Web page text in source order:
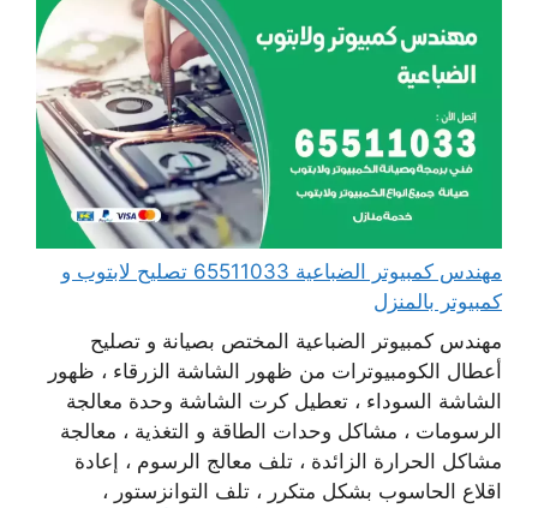
مهندس كمبيوتر الضباعية 65511033 تصليح لابتوب و
كمبيوتر بالمنزل
مهندس كمبيوتر الضباعية المختص بصيانة و تصليح
أعطال الكومبيوترات من ظهور الشاشة الزرقاء ، ظهور
الشاشة السوداء ، تعطيل كرت الشاشة وحدة معالجة
الرسومات ، مشاكل وحدات الطاقة و التغذية ، معالجة
مشاكل الحرارة الزائدة ، تلف معالج الرسوم ، إعادة
اقلاع الحاسوب بشكل متكرر ، تلف التوانزستور ،